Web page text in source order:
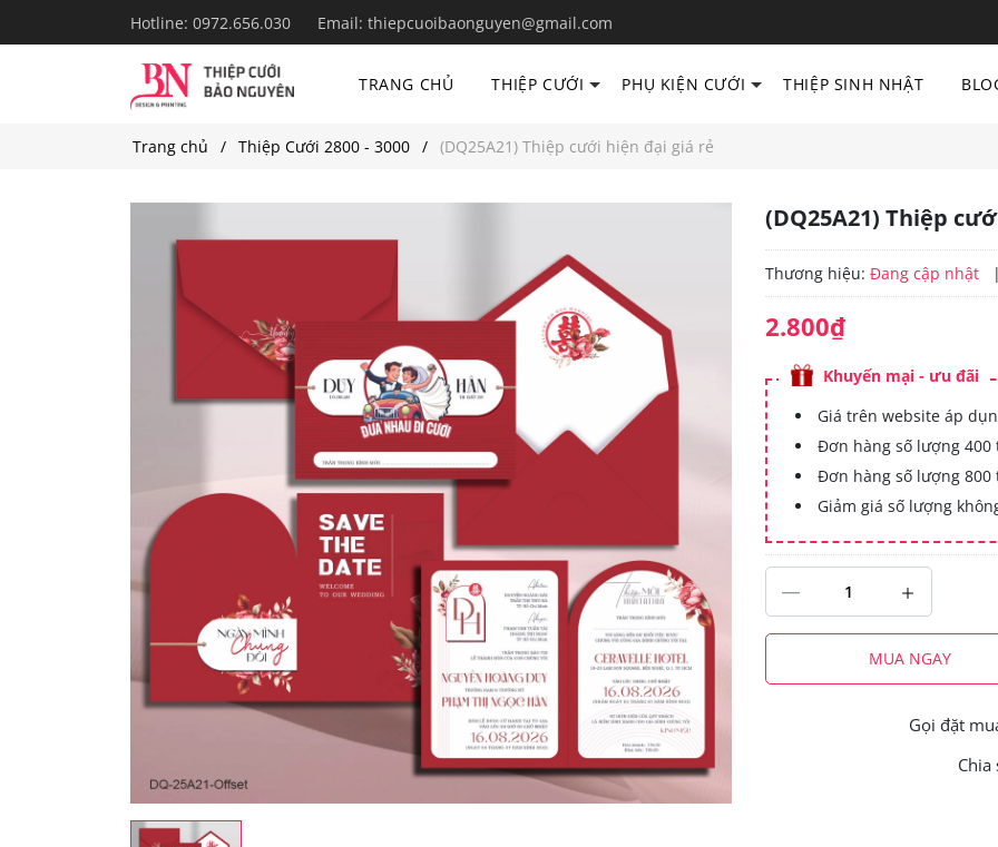
Hotline: 0972.656.030 Email: thiepcuoibaonguyen@gmail.com
TRANG CHỦ THIỆP CƯỚI PHỤ KIỆN CƯỚI THIỆP SINH NHẬT
Trang chủ Thiệp Cưới 2800 - 3000 (DQ25A21) Thiệp cưới hiện đại giá rẻ
(DQ25A21) Thiệp
Thương hiệu: Đang cập nhật
2.800₫
Khuyến mại - ưu đãi
Giá trên website áp
Đơn hàng số lượng 400
Đơn hàng số lượng 800
Giảm giá số lượng
MUA NGAY
Gọi đặt
Chia